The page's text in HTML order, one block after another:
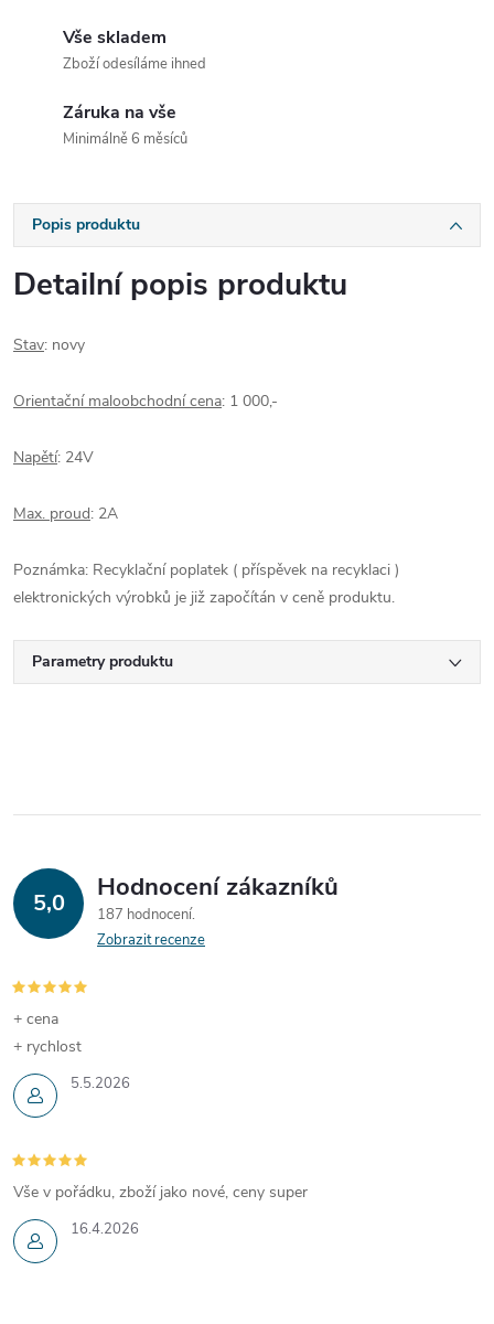
Vše skladem
Zboží odesíláme ihned
Záruka na vše
Minimálně 6 měsíců
Popis produktu
Detailní popis produktu
Stav: novy
Orientační maloobchodní cena: 1 000,-
Napětí: 24V
Max. proud: 2A
Poznámka: Recyklační poplatek ( příspěvek na recyklaci )
elektronických výrobků je již započítán v ceně produktu.
Parametry produktu
5,0 Hodnocení zákazníků
187 hodnocení
Zobrazit recenze
5.5.2026
+ cena
+ rychlost
16.4.2026
Vše v pořádku, zboží jako nové, ceny super